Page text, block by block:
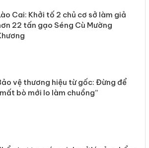
Cai: Khởi tố 2 chủ cơ sở làm giả
22 tấn gạo Séng Cù Mường
vệ thương hiệu từ gốc: Đừng để
bò mới lo làm chuồng”